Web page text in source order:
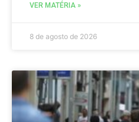
VER MATÉRIA »
8 de agosto de 2026